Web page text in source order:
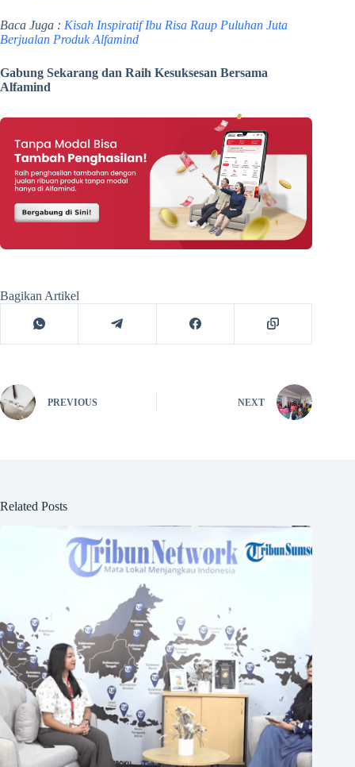
Baca Juga : Kisah Inspiratif Ibu Risa Raup Puluhan Juta
Berjualan Produk Alfamind
Gabung Sekarang dan Raih Kesuksesan Bersama
Alfamind
Bagikan Artikel
PREVIOUS NEXT
Related Posts